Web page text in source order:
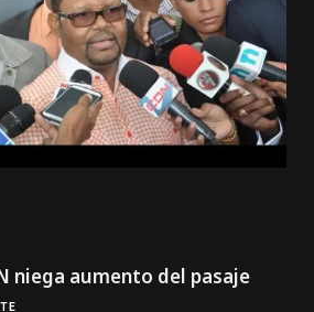
niega aumento del pasaje